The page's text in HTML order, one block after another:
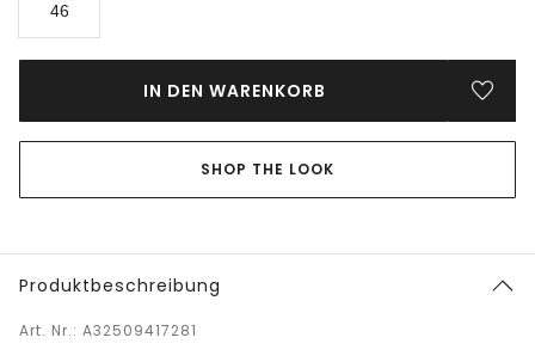
46
IN DEN WARENKORB
SHOP THE LOOK
Produktbeschreibung
Art. Nr.: A32509417281